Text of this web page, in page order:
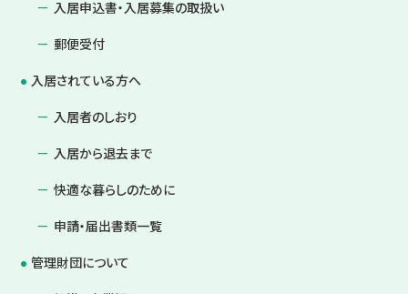
入居申込書・入居募集の取扱い
郵便受付
入居されている方へ
入居者のしおり
入居から退去まで
快適な暮らしのために
申請・届出書類一覧
管理財団について